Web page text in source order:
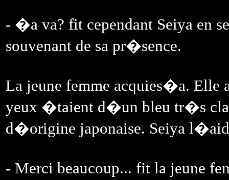
- �a va? fit cependant Seiya en
souvenant de sa pr�sence.
La jeune femme acquies�a. Elle
yeux �taient d�un bleu tr�s
d�origine japonaise. Seiya
- Merci beaucoup... fit la jeune